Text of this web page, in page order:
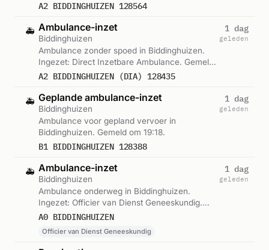
A2 BIDDINGHUIZEN 128564
🚑 Ambulance-inzet
Biddinghuizen
Ambulance zonder spoed in Biddinghuizen.
Ingezet: Direct Inzetbare Ambulance. Gemeld
om 21:09.
A2 BIDDINGHUIZEN (DIA) 128435
1 dag
geleden
🚑 Geplande ambulance-inzet
Biddinghuizen
Ambulance voor gepland vervoer in
Biddinghuizen. Gemeld om 19:18.
B1 BIDDINGHUIZEN 128388
1 dag
geleden
🚑 Ambulance-inzet
Biddinghuizen
Ambulance onderweg in Biddinghuizen.
Ingezet: Officier van Dienst Geneeskundig.
Gemeld om 15:47.
A0 BIDDINGHUIZEN
Officier van Dienst Geneeskundig
1 dag
geleden